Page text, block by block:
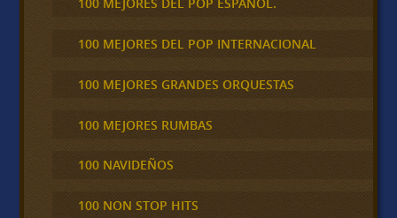
100 MEJORES DEL POP INTERNACIONAL
100 MEJORES GRANDES ORQUESTAS
100 MEJORES RUMBAS
100 NAVIDEÑOS
100 NON STOP HITS